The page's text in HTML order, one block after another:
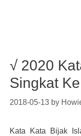
√ 2020
Singkat
2018-05-13 by
Kata Kata Bijak